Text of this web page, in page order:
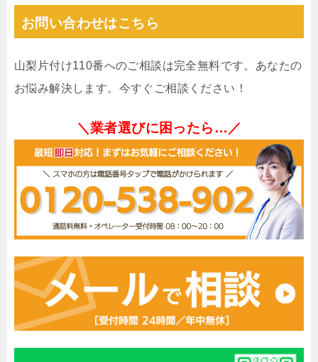
お問い合わせはこちら
山梨片付け110番へのご相談は完全無料です。あなたの
お悩み解決します。今すぐご相談ください！
＼業者選びに困ったら…／